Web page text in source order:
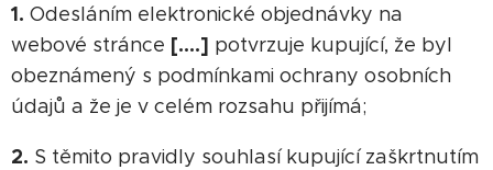
1. Odesláním elektronické objednávky na
webové stránce [….] potvrzuje kupující, že byl
obeznámený s podmínkami ochrany osobních
údajů a že je v celém rozsahu přijímá;
2. S těmito pravidly souhlasí kupující zaškrtnutím